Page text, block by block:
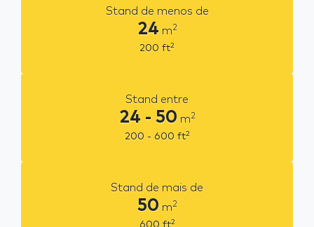
Stand de menos de
24 m2
200 ft2
Stand entre
24 - 50 m2
200 - 600 ft2
Stand de mais de
50 m2
600 ft2